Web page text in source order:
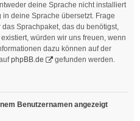
deine Sprache nicht installiert
deine Sprache übersetzt. Frage
Sprachpaket, das du benötigst,
würden wir uns freuen, wenn
dazu können auf der
phpBB.de gefunden werden.
Benutzernamen angezeigt